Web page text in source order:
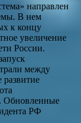
направлен
В нем
к концу
увеличение
России.
между
Обновленные
РФ